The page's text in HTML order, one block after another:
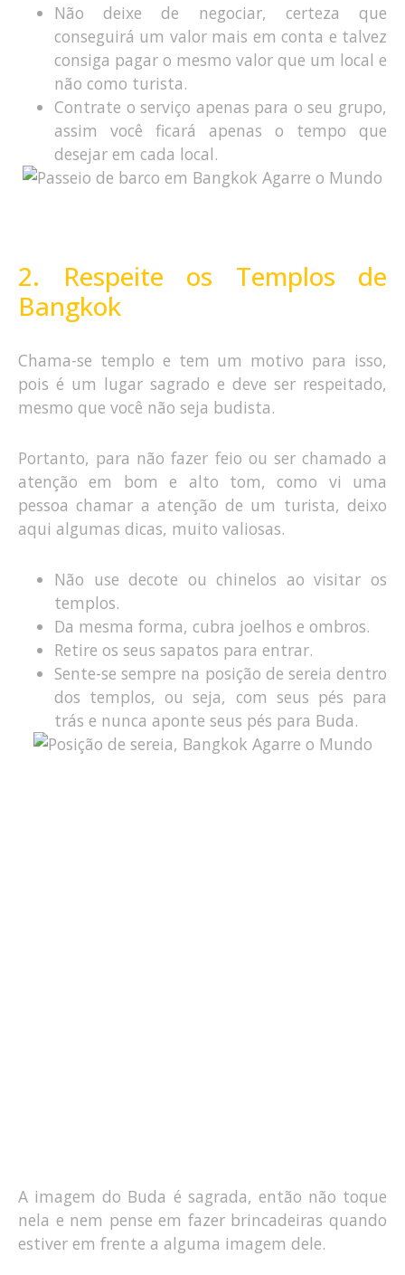
Não deixe de negociar, certeza que
conseguirá um valor mais em conta e talvez
consiga pagar o mesmo valor que um local e
não como turista.
Contrate o serviço apenas para o seu grupo,
assim você ficará apenas o tempo que
desejar em cada local.
2. Respeite os Templos de
Bangkok
Chama-se templo e tem um motivo para isso,
pois é um lugar sagrado e deve ser respeitado,
mesmo que você não seja budista.
Portanto, para não fazer feio ou ser chamado a
atenção em bom e alto tom, como vi uma
pessoa chamar a atenção de um turista, deixo
aqui algumas dicas, muito valiosas.
Não use decote ou chinelos ao visitar os
templos.
Da mesma forma, cubra joelhos e ombros.
Retire os seus sapatos para entrar.
Sente-se sempre na posição de sereia dentro
dos templos, ou seja, com seus pés para
trás e nunca aponte seus pés para Buda.
A imagem do Buda é sagrada, então não toque
nela e nem pense em fazer brincadeiras quando
estiver em frente a alguma imagem dele.